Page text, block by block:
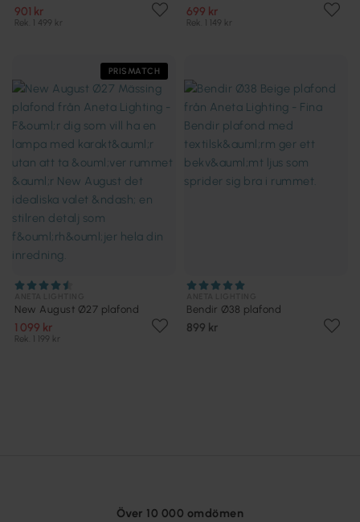
901 kr
Rek. 1 499 kr
699 kr
Rek. 1 149 kr
PRISMATCH
New August Ø27 plafond
1 099 kr
Rek. 1 199 kr
Bendir Ø38 plafond
899 kr
Över 10 000 omdömen